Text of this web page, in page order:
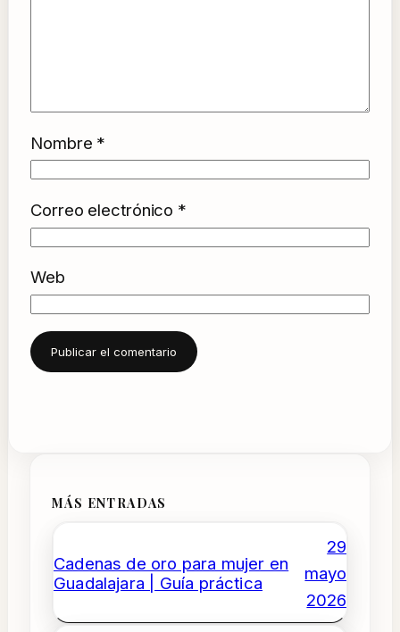
Nombre *
Correo electrónico *
Web
MÁS ENTRADAS
Cadenas de oro para mujer en
Guadalajara | Guía práctica
29
mayo
2026